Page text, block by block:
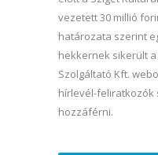
vezetett 30 millió
határozata szerint
hekkernek sikerült
Szolgáltató Kft.
hírlevél-feliratkozók
hozzáférni.